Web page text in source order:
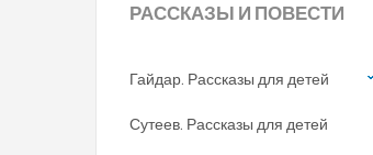
РАССКАЗЫ И ПОВЕСТИ
Гайдар. Рассказы для детей
Сутеев. Рассказы для детей